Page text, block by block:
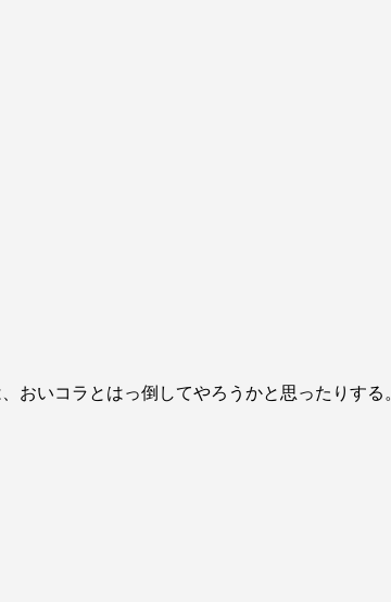
おいコラとはっ倒してやろうかと思ったりする。